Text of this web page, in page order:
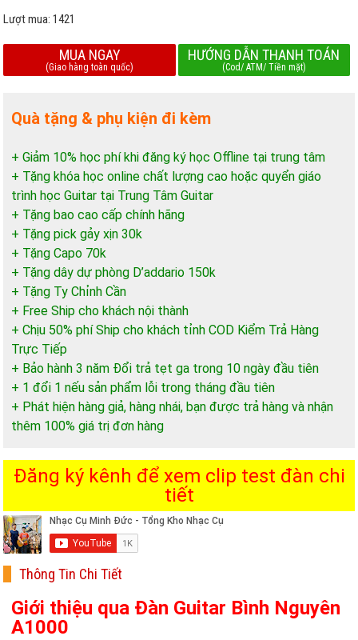
Lượt mua:1421
MUA NGAY
(Giao hàng toàn quốc)
HƯỚNG DẪN THANH TOÁN
(Cod/ ATM/ Tiền mặt)
Quà tặng & phụ kiện đi kèm
+ Giảm 10% học phí khi đăng ký học Offline tại trung tâm
+ Tặng khóa học online chất lượng cao hoặc quyển giáo
trình học Guitar tại Trung Tâm Guitar
+ Tặng bao cao cấp chính hãng
+ Tặng pick gảy xịn 30k
+ Tặng Capo 70k
+ Tặng dây dự phòng D’addario 150k
+ Tặng Ty Chỉnh Cần
+ Free Ship cho khách nội thành
+ Chịu 50% phí Ship cho khách tỉnh COD Kiểm Trả Hàng
Trực Tiếp
+ Bảo hành 3 năm Đổi trả tẹt ga trong 10 ngày đầu tiên
+ 1 đổi 1 nếu sản phẩm lỗi trong tháng đầu tiên
+ Phát hiện hàng giả, hàng nhái, bạn được trả hàng và nhận
thêm 100% giá trị đơn hàng
Đăng ký kênh để xem clip test đàn chi
tiết
Thông Tin Chi Tiết
Giới thiệu qua Đàn Guitar Bình Nguyên
A1000